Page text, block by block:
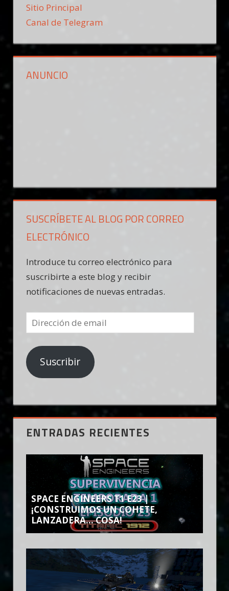
Sitio Principal
Canal de Telegram
ANUNCIO
SUSCRÍBETE AL BLOG POR CORREO
ELECTRÓNICO
Introduce tu correo electrónico para
suscribirte a este blog y recibir
notificaciones de nuevas entradas.
Dirección
de
email
Suscribir
ENTRADAS RECIENTES
SPACE ENGINEERS T1 E23 |
¡CONSTRUIMOS UN COHETE,
LANZADERA… COSA!